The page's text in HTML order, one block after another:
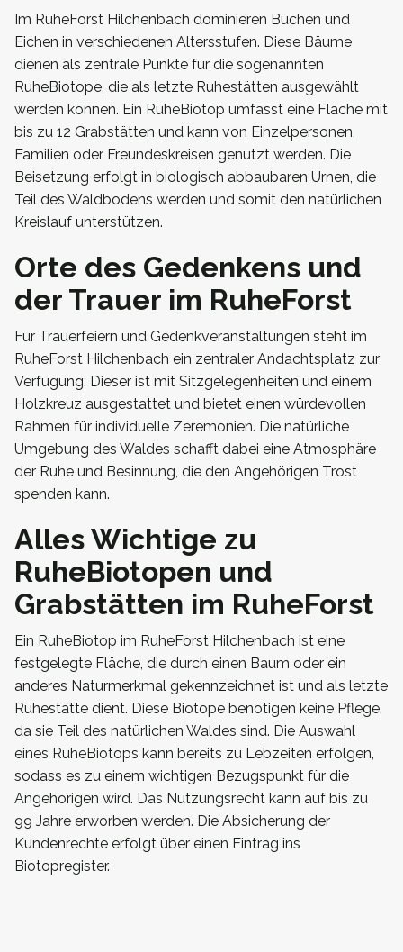
Im RuheForst Hilchenbach dominieren Buchen und
Eichen in verschiedenen Altersstufen. Diese Bäume
dienen als zentrale Punkte für die sogenannten
RuheBiotope, die als letzte Ruhestätten ausgewählt
werden können. Ein RuheBiotop umfasst eine Fläche mit
bis zu 12 Grabstätten und kann von Einzelpersonen,
Familien oder Freundeskreisen genutzt werden. Die
Beisetzung erfolgt in biologisch abbaubaren Urnen, die
Teil des Waldbodens werden und somit den natürlichen
Kreislauf unterstützen.
Orte des Gedenkens und
der Trauer im RuheForst
Für Trauerfeiern und Gedenkveranstaltungen steht im
RuheForst Hilchenbach ein zentraler Andachtsplatz zur
Verfügung. Dieser ist mit Sitzgelegenheiten und einem
Holzkreuz ausgestattet und bietet einen würdevollen
Rahmen für individuelle Zeremonien. Die natürliche
Umgebung des Waldes schafft dabei eine Atmosphäre
der Ruhe und Besinnung, die den Angehörigen Trost
spenden kann.
Alles Wichtige zu
RuheBiotopen und
Grabstätten im RuheForst
Ein RuheBiotop im RuheForst Hilchenbach ist eine
festgelegte Fläche, die durch einen Baum oder ein
anderes Naturmerkmal gekennzeichnet ist und als letzte
Ruhestätte dient. Diese Biotope benötigen keine Pflege,
da sie Teil des natürlichen Waldes sind. Die Auswahl
eines RuheBiotops kann bereits zu Lebzeiten erfolgen,
sodass es zu einem wichtigen Bezugspunkt für die
Angehörigen wird. Das Nutzungsrecht kann auf bis zu
99 Jahre erworben werden. Die Absicherung der
Kundenrechte erfolgt über einen Eintrag ins
Biotopregister.